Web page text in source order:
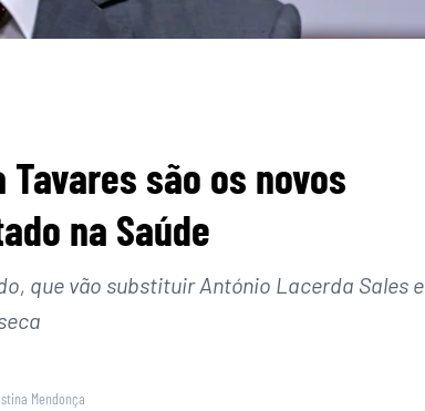
são os novos
na Saúde
que vão substituir António Lacerda Sales e
Mendonça